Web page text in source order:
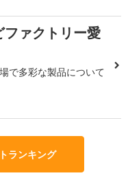
ファクトリー愛
で多彩な製品について
ランキング